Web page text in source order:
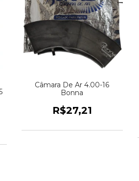
Câmara De Ar 4.00-16
Bonna
R$27,21